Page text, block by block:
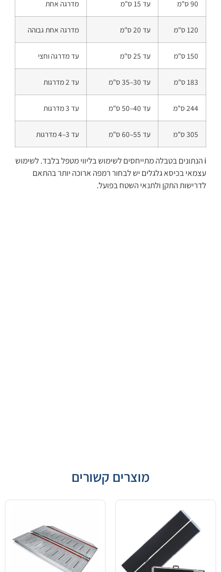
90 ס"מ עד 15 ס"מ מדרגה אחת
120 ס"מ עד 20 ס"מ מדרגה אחת גבוהה
150 ס"מ עד 25 ס"מ עד מדרגה וחצי
183 ס"מ עד 30–35 ס"מ עד 2 מדרגות
244 ס"מ עד 40–50 ס"מ עד 3 מדרגות
305 ס"מ עד 55–60 ס"מ עד 3–4 מדרגות
ℹ️ הנתונים בטבלה מתייחסים לשימוש בליווי מטפל בלבד. לשימוש
עצמאי בכיסא גלגלים יש לבחור רמפה ארוכה יותר בהתאם
לדרישות התקן ולתנאי השטח בפועל.
מוצרים קשורים